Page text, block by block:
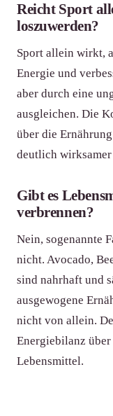
Reicht Sport
loszuwerden?
Sport allein wirkt,
Energie und
aber durch eine
ausgleichen. Die
über die
deutlich
Gibt es
verbrennen?
Nein, sogenannte
nicht. Avocado,
sind nahrhaft und
ausgewogene
nicht von allein.
Energiebilanz
Lebensmittel.